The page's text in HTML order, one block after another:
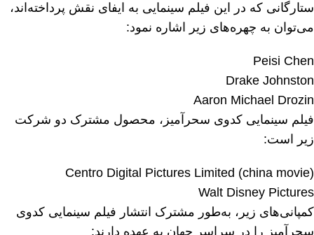
ستارگانی که در این فیلم سینمایی به ایفای نقش پرداخته‌اند،
می‌توان به چهره‌های زیر اشاره نمود:
Peisi Chen
Drake Johnston
Aaron Michael Drozin
فیلم سینمایی کدوی سحرآمیز، محصول مشترک دو شرکت
زیر است:
Centro Digital Pictures Limited (china movie)
Walt Disney Pictures
کمپانی‌های زیر، به‌طور مشترک انتشار فیلم سینمایی کدوی
سحرآمیز را در سراسر جهان به عهده دارند: